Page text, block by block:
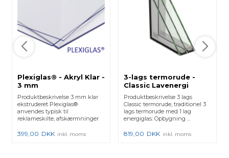
Plexiglas® - Akryl Klar -
3 mm
Produktbeskrivelse 3 mm klar
ekstruderet Plexiglas®
anvendes typisk til
reklameskilte, afskærmninger
399,00 DKK inkl. moms
3-lags termorude -
Classic Lavenergi
Produktbeskrivelse 3 lags
Classic termorude, traditionel 3
lags termorude med 1 lag
energiglas: Opbygning ...
819,00 DKK inkl. moms